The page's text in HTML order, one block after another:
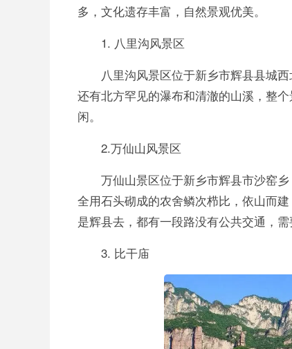
多，文化遗存丰富，自然景观优美。
1. 八里沟风景区
八里沟风景区位于新乡市辉县县城
还有北方罕见的瀑布和清澈的山溪，整
闲。
2.万仙山风景区
万仙山景区位于新乡市辉县市沙窑
全用石头砌成的农舍鳞次栉比，依山而
是辉县去，都有一段路没有公共交通，需
3. 比干庙